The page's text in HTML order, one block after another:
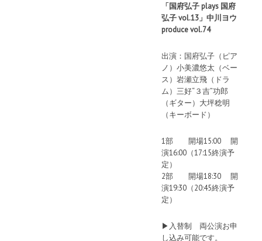
「国府弘子 plays 国府
弘子 vol.13」中川ヨウ
produce vol.74
出演：国府弘子（ピア
ノ）小美濃悠太（ベー
ス）岩瀬立飛（ドラ
ム）三好“３吉”功郎
（ギター）大坪稔明
（キーボード）
1部 開場15:00 開
演16:00（17:15終演予
定）
2部 開場18:30 開
演19:30（20:45終演予
定）
▶︎入替制 両公演お申
し込み可能です。